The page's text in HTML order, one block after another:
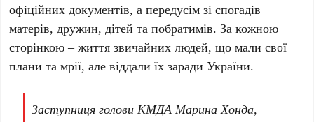
офіційних документів, а передусім зі спогадів
матерів, дружин, дітей та побратимів. За кожною
сторінкою – життя звичайних людей, що мали свої
плани та мрії, але віддали їх заради України.
Заступниця голови КМДАМарина Хонда,